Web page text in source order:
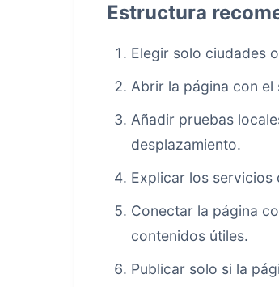
Estructura
Elegir solo ciudades
Abrir la página con
Añadir pruebas
desplazamiento.
Explicar los servicios
Conectar la página
contenidos útiles.
Publicar solo si la